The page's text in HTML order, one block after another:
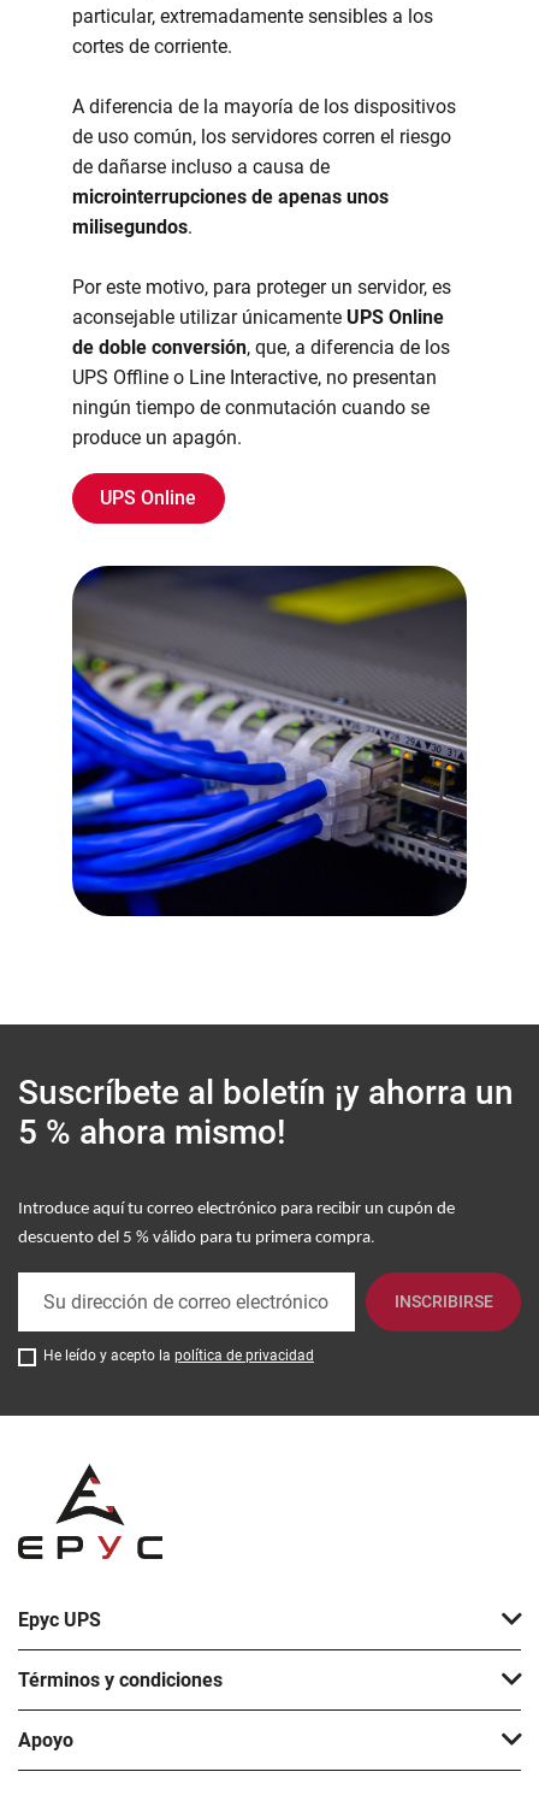
particular, extremadamente sensibles a los
cortes de corriente.
A diferencia de la mayoría de los dispositivos
de uso común, los servidores corren el riesgo
de dañarse incluso a causa de
microinterrupciones de apenas unos
milisegundos.
Por este motivo, para proteger un servidor, es
aconsejable utilizar únicamente UPS Online
de doble conversión, que, a diferencia de los
UPS Offline o Line Interactive, no presentan
ningún tiempo de conmutación cuando se
produce un apagón.
UPS Online
Suscríbete al boletín ¡y ahorra un
5 % ahora mismo!
Introduce aquí tu correo electrónico para recibir un cupón de
descuento del 5 % válido para tu primera compra.
INSCRIBIRSE
He leído y acepto la política de privacidad
Epyc UPS
Términos y condiciones
Apoyo